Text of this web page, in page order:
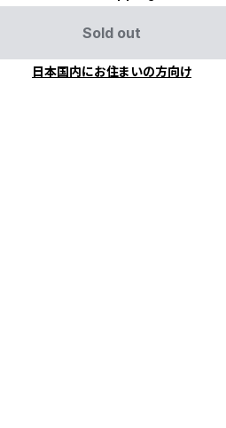
Sold out
日本国内にお住まいの方向け